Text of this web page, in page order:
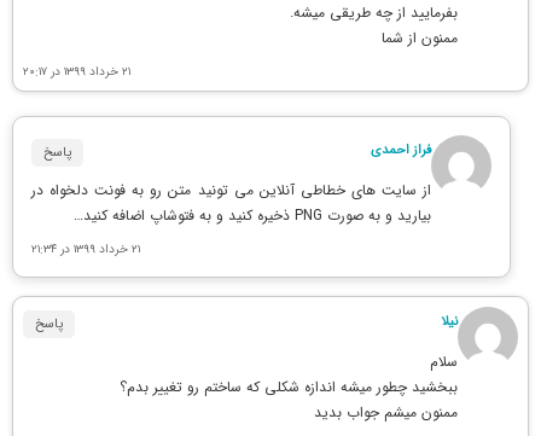
بفرمایید از چه طریقی میشه.
ممنون از شما
۲۱ خرداد ۱۳۹۹ در ۲۰:۱۷
فراز احمدی پاسخ
از سایت های خطاطی آنلاین می تونید متن رو به فونت دلخواه در
بیارید و به صورت PNG ذخیره کنید و به فتوشاپ اضافه کنید…
۲۱ خرداد ۱۳۹۹ در ۲۱:۳۴
نیلا پاسخ
سلام
ببخشید چطور میشه اندازه شکلی که ساختم رو تغییر بدم؟
ممنون میشم جواب بدید